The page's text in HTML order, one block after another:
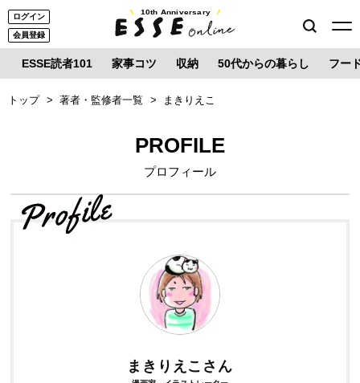
ログイン
会員登録
10th Anniversary
ESSE読者101 家事コツ 収納 50代からの暮らし フー
トップ 著者・監修者一覧 まきりえこ
PROFILE
プロフィール
まきりえこさん